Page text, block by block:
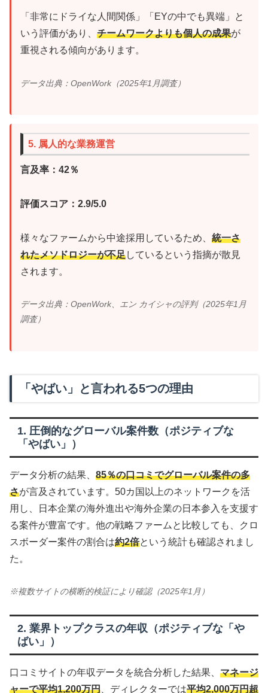
「非常にドライな人間関係」「EYの中でも異端」と
いう評価があり、 チームワークよりも個人の成果が
重視される傾向があります。
データ出典：OpenWork（2025年1月調査）
5. 属人的な業務運営
言及率：42％
評価スコア：2.9/5.0
様々なファームから中途採用しているため、 統一さ
れたメソドロジーが不足しているという指摘が散見
されます。
データ出典：OpenWork、エン カイシャの評判（2025年1月
調査）
「やばい」と言われる5つの理由
1. 圧倒的なグローバル案件数（ポジティブな
「やばい」）
データ分析の結果、 85％の口コミでグローバル案件の多
さが言及されています。50カ国以上のネットワークを活
用し、日本企業の海外進出や海外企業の日本参入を支援す
る案件が豊富です。他の戦略ファームと比較しても、クロ
スボーダー案件の割合は約2倍という統計も確認されまし
た。
※複数サイトの横断的検証により確認（2025年1月）
2. 業界トップクラスの年収（ポジティブな「や
ばい」）
口コミサイトの年収データを統合分析した結果、 マネージ
ャーで平均1,200万円 、ディレクターでは平均2,000万円超